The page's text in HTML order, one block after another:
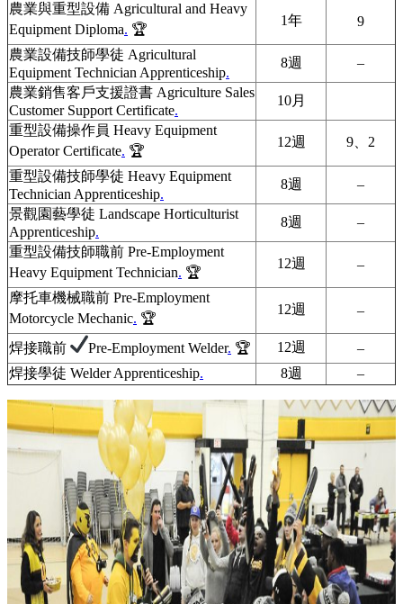
農業與重型設備 Agricultural and Heavy
Equipment Diploma. 🏆
1年 9
農業設備技師學徒 Agricultural
Equipment Technician Apprenticeship.
8週
–
農業銷售客戶支援證書 Agriculture Sales
Customer Support Certificate.
10月
重型設備操作員 Heavy Equipment
Operator Certificate. 🏆
12週 9、2
重型設備技師學徒 Heavy Equipment
Technician Apprenticeship.
8週
–
景觀園藝學徒 Landscape Horticulturist
Apprenticeship.
8週
–
重型設備技師職前 Pre-Employment
Heavy Equipment Technician. 🏆
12週 –
摩托車機械職前 Pre-Employment
Motorcycle Mechanic. 🏆
12週 –
焊接職前 Pre-Employment Welder. 🏆 12週
–
焊接學徒 Welder Apprenticeship. 8週 –